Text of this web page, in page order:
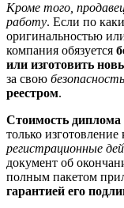
Кроме того,
работу. Если по
оригинальностью
компания обязуется
или изготовить
за свою
реестром.
Стоимость диплома
только
регистрационные
документ об
полным пакетом
гарантией его